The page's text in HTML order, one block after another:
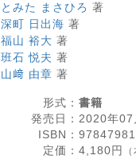
とみた まさひろ 著
深町 日出海 著
福山 裕大 著
班石 悦夫 著
山﨑 由章 著
形式： 書籍
発売日： 2020年07
ISBN：
定価： 4,180円